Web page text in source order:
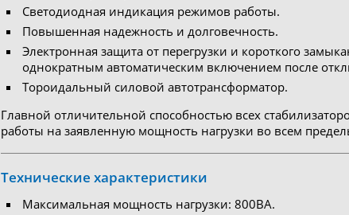
Светодиодная индикация режимов работы.
Повышенная надежность и долговечность.
Электронная защита от перегрузки и короткого
однократным автоматическим включением после
Тороидальный силовой автотрансформатор.
Главной отличительной способностью всех
работы на заявленную мощность нагрузки во всем
Технические характеристики
Максимальная мощность нагрузки: 800ВА.